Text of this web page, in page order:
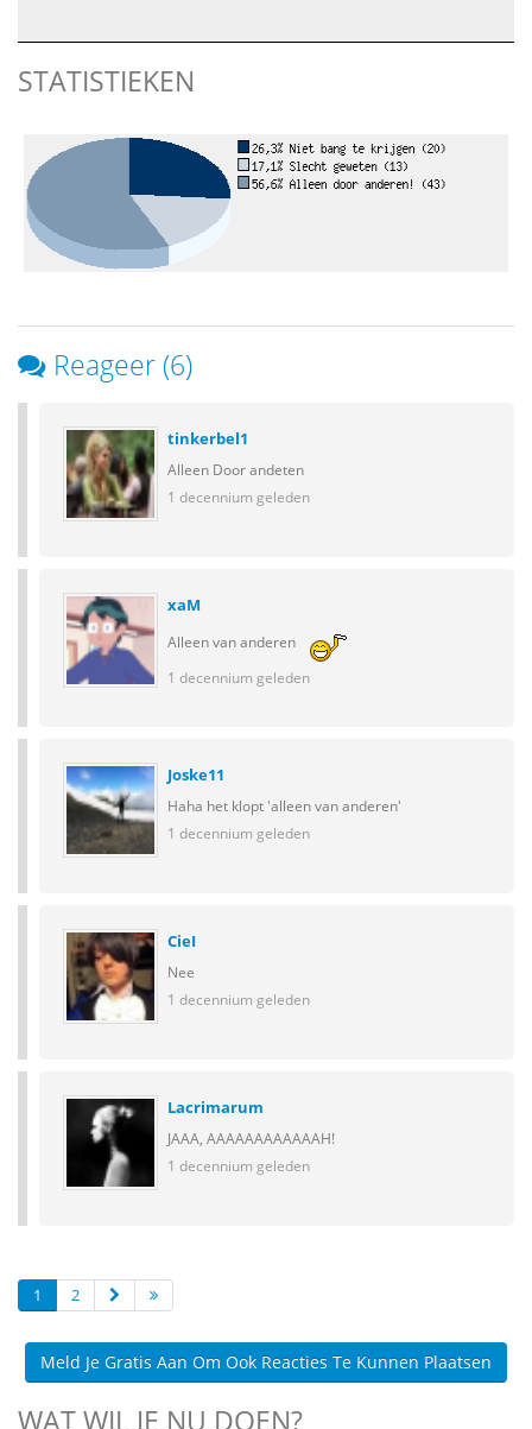
STATISTIEKEN
Reageer (6)
tinkerbel1
Alleen Door andeten
1 decennium geleden
xaM
Alleen van anderen
1 decennium geleden
Joske11
Haha het klopt 'alleen van anderen'
1 decennium geleden
CieI
Nee
1 decennium geleden
Lacrimarum
JAAA, AAAAAAAAAAAAH!
1 decennium geleden
1 2
Meld Je Gratis Aan Om Ook Reacties Te Kunnen Plaatsen
WAT WIL JE NU DOEN?